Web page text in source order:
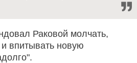
Раковой молчать,
впитывать новую